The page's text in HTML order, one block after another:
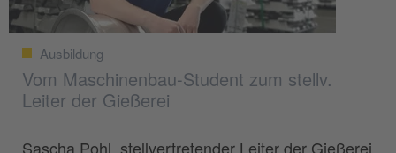
Ausbildung
Vom Maschinenbau-Student zum stellv.
Leiter der Gießerei
Sascha Pohl, stellvertretender Leiter der Gießerei